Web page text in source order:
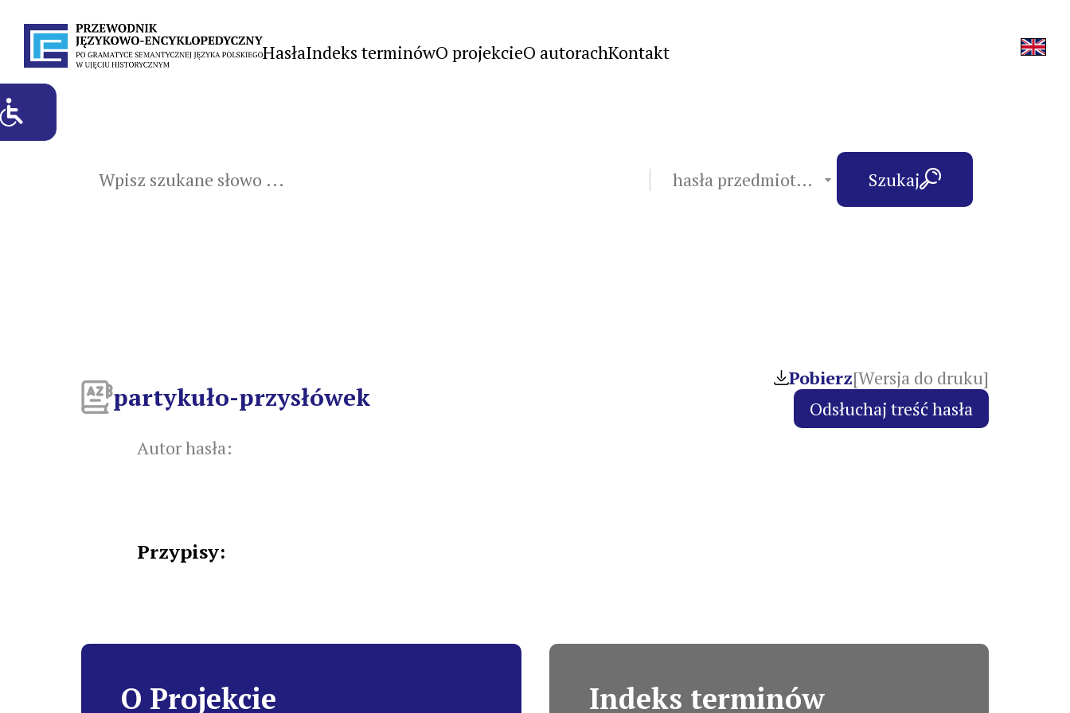
HasłaIndeks terminówO projekcieO autorachKontakt
hasła przedmiotowe Szukaj
partykuło-przysłówek
Pobierz[Wersja do druku]
Autor hasła:
Przypisy:
O Projekcie Indeks terminów